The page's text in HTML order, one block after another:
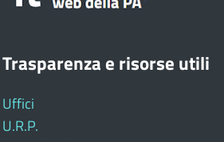
Trasparenza e risorse utili
Uffici
U.R.P.